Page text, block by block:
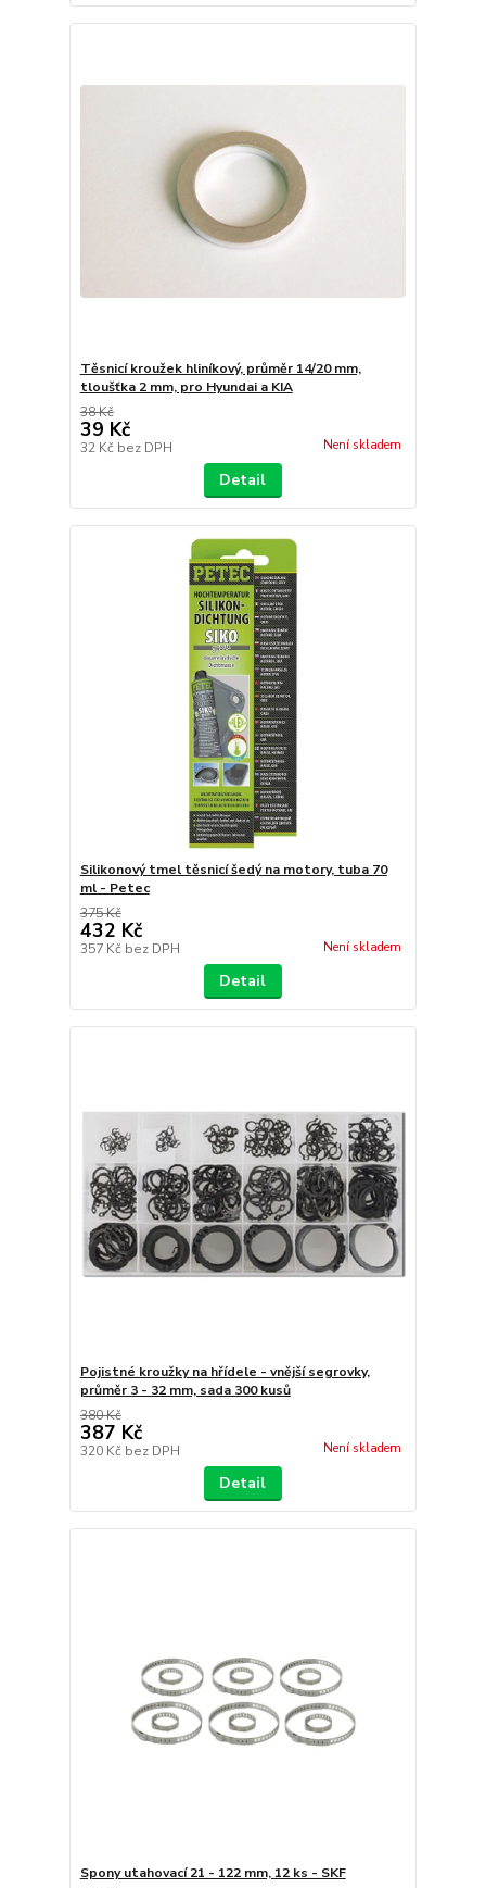
Těsnicí kroužek hliníkový, průměr 14/20 mm,
tloušťka 2 mm, pro Hyundai a KIA
38 Kč
39 Kč
32 Kč bez DPH Není skladem
Detail
Silikonový tmel těsnicí šedý na motory, tuba 70
ml - Petec
375 Kč
432 Kč
357 Kč bez DPH Není skladem
Detail
Pojistné kroužky na hřídele - vnější segrovky,
průměr 3 - 32 mm, sada 300 kusů
380 Kč
387 Kč
320 Kč bez DPH Není skladem
Detail
Spony utahovací 21 - 122 mm, 12 ks - SKF